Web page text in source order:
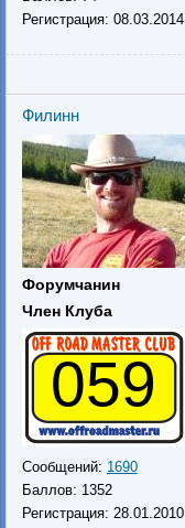
Регистрация: 08.03.2014
Филинн
Форумчанин
Член Клуба
059
Сообщений: 1690
Баллов: 1352
Регистрация: 28.01.2010